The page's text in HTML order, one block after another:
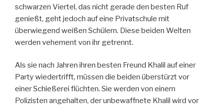
schwarzen Viertel, das nicht gerade den besten Ruf
genießt, geht jedoch auf eine Privatschule mit
überwiegend weißen Schülern. Diese beiden Welten
werden vehement von ihr getrennt.
Als sie nach Jahren ihren besten Freund Khalil auf einer
Party wiedertrifft, müssen die beiden überstürzt vor
einer Schießerei flüchten. Sie werden von einem
Polizisten angehalten, der unbewaffnete Khalil wird vor